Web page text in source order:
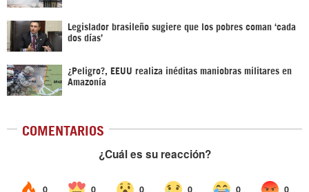
Legislador brasileño sugiere que los pobres coman ‘cada
dos días’
¿Peligro?, EEUU realiza inéditas maniobras militares en
Amazonía
COMENTARIOS